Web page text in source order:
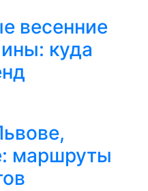
весенние
куда
маршруты